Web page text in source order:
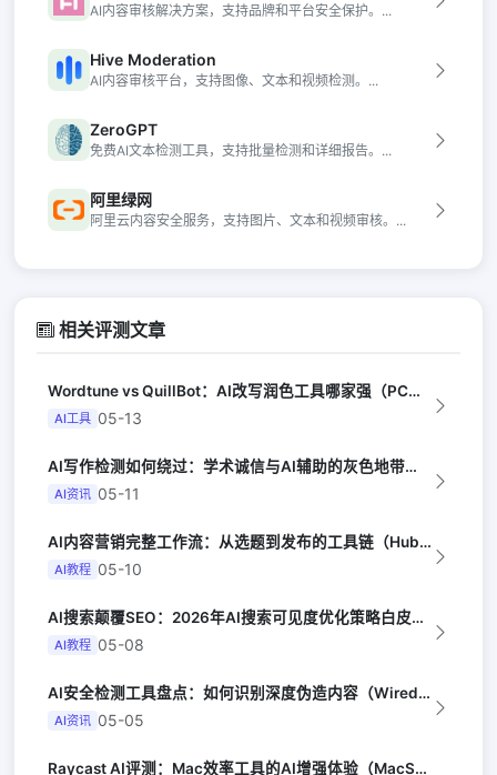
AI内容审核解决方案，支持品牌和平台安全保护。...
Hive Moderation
AI内容审核平台，支持图像、文本和视频检测。...
ZeroGPT
免费AI文本检测工具，支持批量检测和详细报告。...
阿里绿网
阿里云内容安全服务，支持图片、文本和视频审核。...
相关评测文章
Wordtune vs QuillBot：AI改写润色工具哪家强（PCMag）
AI工具 05-13
AI写作检测如何绕过：学术诚信与AI辅助的灰色地带（Chronicle of H...
AI资讯 05-11
AI内容营销完整工作流：从选题到发布的工具链（HubSpot Blog）
AI教程 05-10
AI搜索颠覆SEO：2026年AI搜索可见度优化策略白皮书（Search Eng...
AI教程 05-08
AI安全检测工具盘点：如何识别深度伪造内容（Wired Security）
AI资讯 05-05
Raycast AI评测：Mac效率工具的AI增强体验（MacStories）